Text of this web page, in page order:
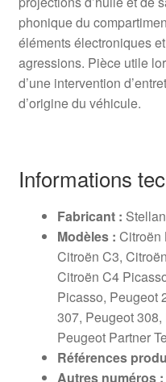
phonique du
éléments électroniques
agressions. Pièce utile
d’une intervention
d’origine du véhicule.
Informations
Fabricant :
Modèles : Citroën
Citroën C3,
Citroën C4
Picasso, Peugeot
307, Peugeot
Peugeot Partner
Références
Autres numéros :